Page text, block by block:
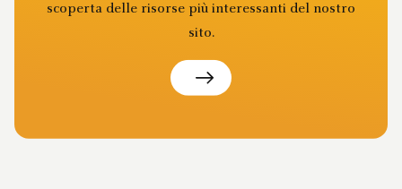
scoperta delle risorse più interessanti del nostro
sito.